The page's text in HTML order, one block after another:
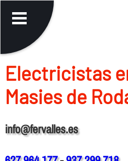
Electricistas
Masies de
info@fervalles.es